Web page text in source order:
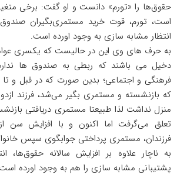
حقوق‌ها را «تورم» دانست و او گفت: برخی
است، تورم، قوت خرید مستمری‌بگیران
انتظار مشابه سازی به وجود اورده است.
به حرف های وی این در حالیست که یکسری
دخیل می باشند که ربطی به صندوق ها
فرهنگی و اجتماعی؛ بدین صورت که در قبل و
که بازنشسته و مستمری بگیر می‌شد، فرزند
منزل نداشت لذا طبیعتا مستمری دریافتی
تعلق می‌گرفت اما اکنون و با افزایش سن
فرزندان، مستمری پرداختی جوابگوی سپس
به ناچار علاوه بر افزایش سالانه حقوق‌ها،
پشتیبانی مشابه سازی را هم به وجود اورده